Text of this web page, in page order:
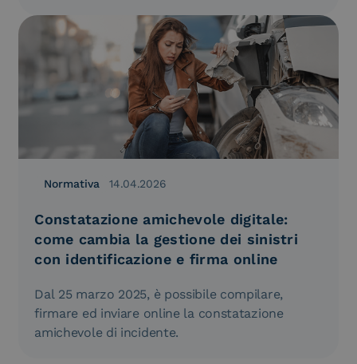
Normativa 14.04.2026
Constatazione amichevole digitale:
come cambia la gestione dei sinistri
con identificazione e firma online
Dal 25 marzo 2025, è possibile compilare,
firmare ed inviare online la constatazione
amichevole di incidente.